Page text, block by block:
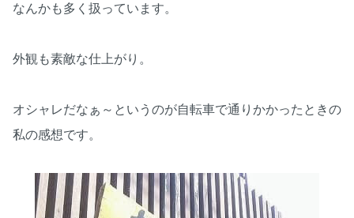
なんかも多く扱っています。
外観も素敵な仕上がり。
オシャレだなぁ～というのが自転車で通りかかったときの
私の感想です。